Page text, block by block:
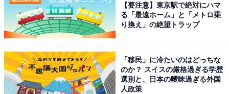
【要注意】東京駅で絶対にハマ
る「最遠ホーム」と「メトロ乗
り換え」の絶望トラップ
「移民」に冷たいのはどっちな
のか？ スイスの厳格過ぎる学歴
選別と、日本の曖昧過ぎる外国
人政策